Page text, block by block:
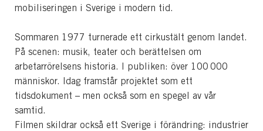
mobiliseringen i Sverige i modern tid.
Sommaren 1977 turnerade ett cirkustält genom landet.
På scenen: musik, teater och berättelsen om
arbetarrörelsens historia. I publiken: över 100 000
människor. Idag framstår projektet som ett
tidsdokument – men också som en spegel av vår
samtid.
Filmen skildrar också ett Sverige i förändring: industrier